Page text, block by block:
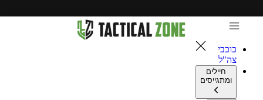
כוכבי
צה"ל
חיילים
ומתגייסים